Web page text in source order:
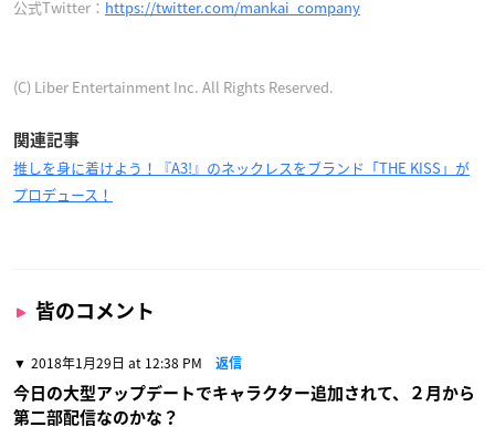
公式Twitter： https://twitter.com/mankai_company
(C) Liber Entertainment Inc. All Rights Reserved.
関連記事
推しを身に着けよう！『A3!』のネックレスをブランド「THE KISS」が
プロデュース！
皆のコメント
2018年1月29日 at 12:38 PM 返信
今日の大型アップデートでキャラクター追加されて、２月から
第二部配信なのかな？